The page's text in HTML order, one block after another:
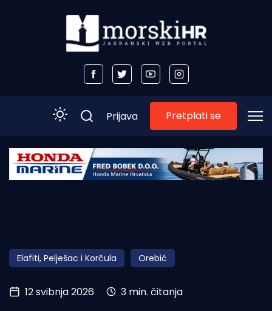
Početna
Obala
Otoci
Turizam i nautika
Prijava Pretplati se
Elafiti, Pelješac i Korčula Orebić
12 svibnja 2026 3 min. čitanja